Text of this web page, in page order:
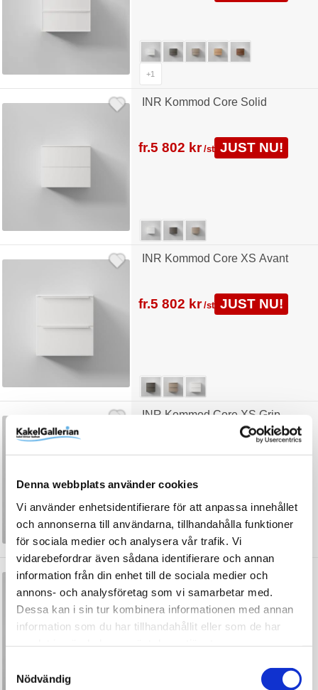
Denna webbplats använder cookies
Vi använder enhetsidentifierare för att anpassa innehållet
och annonserna till användarna, tillhandahålla funktioner
för sociala medier och analysera vår trafik. Vi
vidarebefordrar även sådana identifierare och annan
information från din enhet till de sociala medier och
annons- och analysföretag som vi samarbetar med.
Dessa kan i sin tur kombinera informationen med annan
information som du har tillhandahållit eller som de har
Nödvändig
+1
INR Kommod Core Solid
fr.5 802 kr /st JUST NU!
INR Kommod Core XS Avant
fr.5 802 kr /st JUST NU!
INR Kommod Core XS Grip
+1
fr.6 632 kr JUST NU!
INR Kommod Core XS Nema
fr.7 462 kr JUST NU!